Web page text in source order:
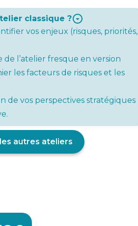
classique ?
vos enjeux (risques, priorités,
l’atelier fresque en version
les facteurs de risques et les
de vos perspectives stratégiques
autres ateliers